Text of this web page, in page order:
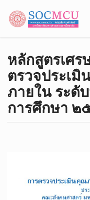
หลักสูตรเศ
ตรวจประเ
ภายใน ระดั
การศึกษา ๒